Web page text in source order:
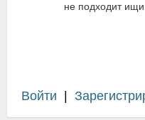
не подходит
Войти